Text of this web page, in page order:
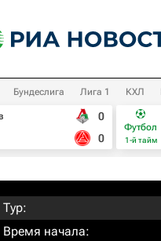
Бундеслига Лига 1 КХЛ
0
0
Футбол
1-й тайм
Тур:
Время начала: